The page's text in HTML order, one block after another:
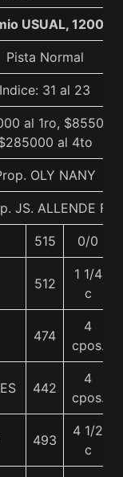
USUAL, 1200
Pista Normal
Indice: 31 al 23
al 1ro,
al 4to
OLY NANY
JS. ALLENDE F.
515 0/0
512
1 1/4
c
474
4
cpos.
442
4
cpos.
493
4 1/2
c